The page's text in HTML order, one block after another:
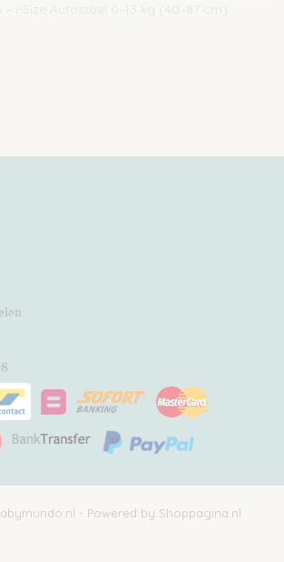
i-Size Autostoel 0–13 kg (40–87 cm)
- Powered by Shoppagina.nl